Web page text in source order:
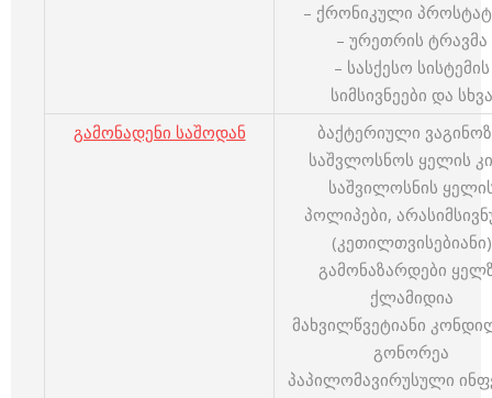
– ქრონიკული
– ურეთრის ტრავმა
– სასქესო სისტემის
სიმსივნეები და სხვა
გამონადენი საშოდან
ბაქტერიული
საშვლოსნოს ყელის
საშვილოსნის
პოლიპები,
(კეთილთვისებიანი)
გამონაზარდები
ქლამიდია
მახვილწვეტიანი
გონორეა
პაპილომავირუსული